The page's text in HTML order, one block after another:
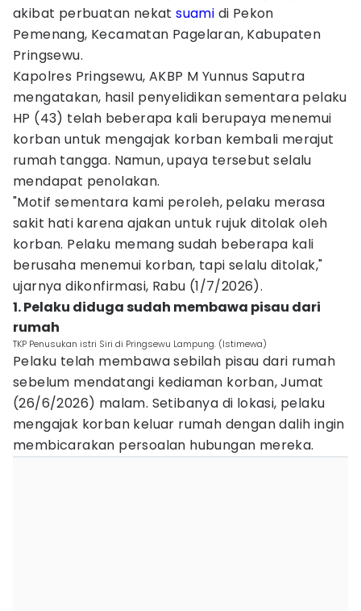
akibat perbuatan nekatsuami di Pekon
Pemenang, Kecamatan Pagelaran, Kabupaten
Pringsewu.
Kapolres Pringsewu, AKBP M Yunnus Saputra
mengatakan, hasil penyelidikan sementara pelaku
HP (43) telah beberapa kali berupaya menemui
korban untuk mengajak korban kembali merajut
rumah tangga. Namun, upaya tersebut selalu
mendapat penolakan.
"Motif sementara kami peroleh, pelaku merasa
sakit hati karena ajakan untuk rujuk ditolak oleh
korban. Pelaku memang sudah beberapa kali
berusaha menemui korban, tapi selalu ditolak,"
ujarnya dikonfirmasi, Rabu (1/7/2026).
1. Pelaku diduga sudah membawa pisau dari
rumah
TKP Penusukan istri Siri di Pringsewu Lampung. (Istimewa)
Pelaku telah membawa sebilah pisau dari rumah
sebelum mendatangi kediaman korban, Jumat
(26/6/2026) malam. Setibanya di lokasi, pelaku
mengajak korban keluar rumah dengan dalih ingin
membicarakan persoalan hubungan mereka.